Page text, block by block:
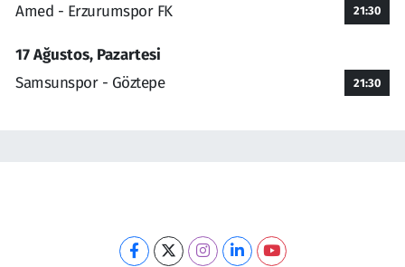
Amed - Erzurumspor FK 21:30
17 Ağustos, Pazartesi
Samsunspor - Göztepe
21:30